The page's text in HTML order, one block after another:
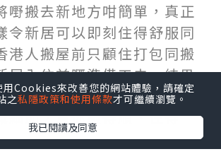
嘢搬去新地方咁簡單，真正
令新居可以即刻住得舒服同
港人搬屋前只顧住打包同搬
居入住前嘅準備工夫，結果
執手尾。今次同大家分享6個
細節，幫你搬得順、住得
Cookies來改善您的網站體驗，請確定
之私隱政策和使用條款才可繼續瀏覽。
我已閱讀及同意